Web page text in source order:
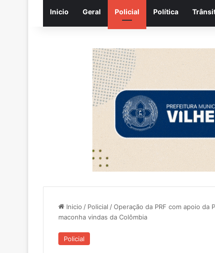
Inicio Geral Policial Política
Inicio / Policial /Operação da PRF com apoio
maconha vindas da Colômbia
Policial